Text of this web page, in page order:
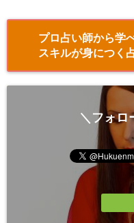
プロ占い師から学
スキルが身につく
＼フォロ